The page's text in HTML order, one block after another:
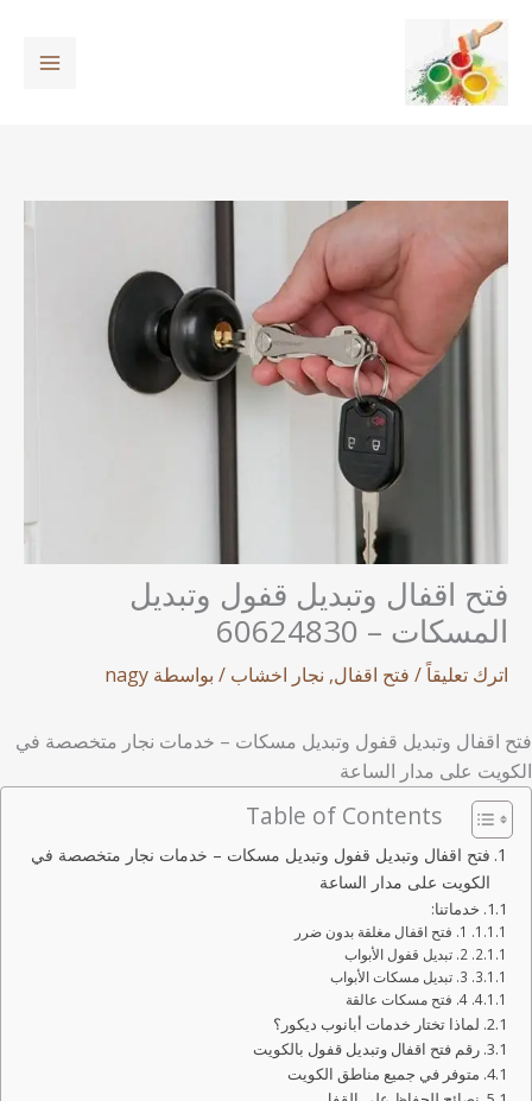
تخطي
المحتوى
فتح اقفال وتبديل قفول وتبديل
المسكات – 60624830
اترك تعليقاً/ فتح اقفال, نجار اخشاب / بواسطة nagy
فتح اقفال وتبديل قفول وتبديل مسكات – خدمات نجار متخصصة في
الكويت على مدار الساعة
Table of Contents
فتح اقفال وتبديل قفول وتبديل مسكات – خدمات نجار متخصصة في
الكويت على مدار الساعة
خدماتنا:
1. فتح اقفال مغلقة بدون ضرر
2. تبديل قفول الأبواب
3. تبديل مسكات الأبواب
4. فتح مسكات عالقة
لماذا تختار خدمات أبانوب ديكور؟
رقم فتح اقفال وتبديل قفول بالكويت
متوفر في جميع مناطق الكويت